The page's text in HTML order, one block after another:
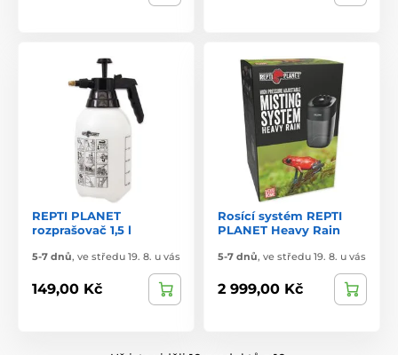
REPTI PLANET
rozprašovač 1,5 l
5-7 dnů, ve středu 19. 8. u vás
149,00 Kč
Rosící systém REPTI
PLANET Heavy Rain
5-7 dnů, ve středu 19. 8. u vás
2 999,00 Kč